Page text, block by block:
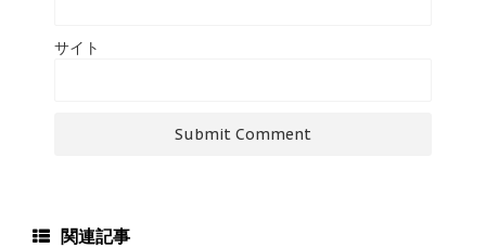
サイト
関連記事